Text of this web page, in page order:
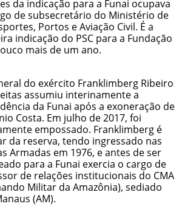
da indicação para a Funai ocupava
de subsecretário do Ministério de
Portos e Aviação Civil. É a
indicação do PSC para a Fundação
mais de um ano.
do exército Franklimberg Ribeiro
assumiu interinamente a
da Funai após a exoneração de
Costa. Em julho de 2017, foi
empossado. Franklimberg é
da reserva, tendo ingressado nas
Armadas em 1976, e antes de ser
para a Funai exercia o cargo de
de relações institucionais do CMA
Militar da Amazônia), sediado
(AM).